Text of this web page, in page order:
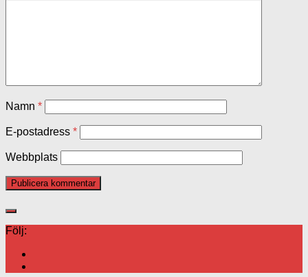
Namn *
E-postadress *
Webbplats
Följ: